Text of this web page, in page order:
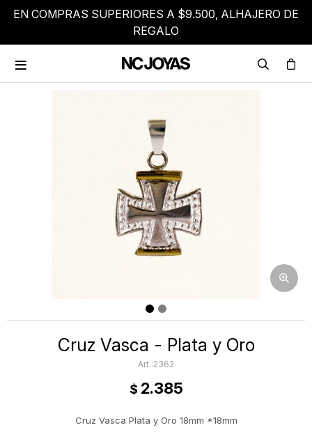
EN COMPRAS SUPERIORES A $9.500, ALHAJERO DE
REGALO

Cruz Vasca - Plata y Oro
2362
$ 2.385
Cruz Vasca Plata y Oro 18mm *18mm